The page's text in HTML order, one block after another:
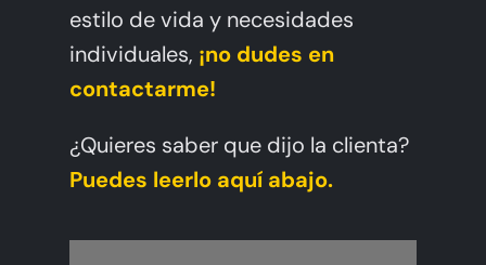
estilo de vida y necesidades
individuales, ¡no dudes en
contactarme!
¿Quieres saber que dijo la clienta?
Puedes leerlo aquí abajo.